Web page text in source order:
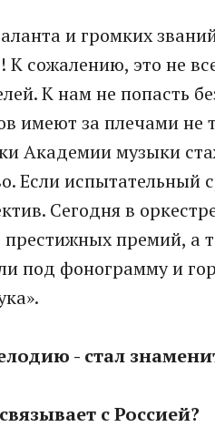
и громких
К сожалению, это не
К нам не попасть
имеют за плечами не
Академии музыки
Если испытательный
Сегодня в
престижных премий, а
под фонограмму и
- стал
с Россией?